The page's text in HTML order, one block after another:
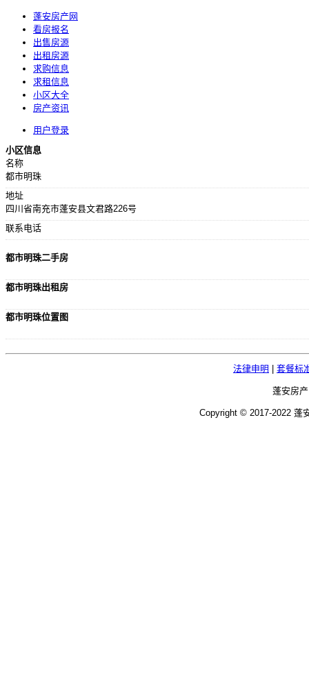
蓬安房产网
看房报名
出售房源
出租房源
求购信息
求租信息
小区大全
房产资讯
用户登录
小区信息
名称
都市明珠
地址
四川省南充市蓬安县文君路226号
联系电话
都市明珠二手房
都市明珠出租房
都市明珠位置图
法律申明 套餐标
蓬安房
Copyright © 2017-2022 蓬